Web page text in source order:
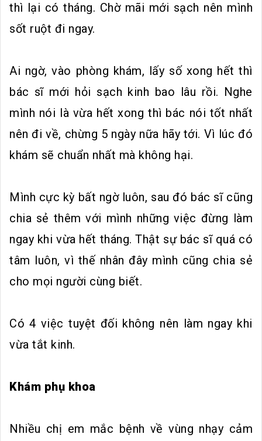
thì lại có tháng. Chờ mãi mới sạch nên mình
sốt ruột đi ngay.
Ai ngờ, vào phòng khám, lấy số xong hết thì
bác sĩ mới hỏi sạch kinh bao lâu rồi. Nghe
mình nói là vừa hết xong thì bác nói tốt nhất
nên đi về, chừng 5 ngày nữa hãy tới. Vì lúc đó
khám sẽ chuẩn nhất mà không hại.
Mình cực kỳ bất ngờ luôn, sau đó bác sĩ cũng
chia sẻ thêm với mình những việc đừng làm
ngay khi vừa hết tháng. Thật sự bác sĩ quá có
tâm luôn, vì thế nhân đây mình cũng chia sẻ
cho mọi người cùng biết.
Có 4 việc tuyệt đối không nên làm ngay khi
vừa tắt kinh.
Khám phụ khoa
Nhiều chị em mắc bệnh về vùng nhạy cảm